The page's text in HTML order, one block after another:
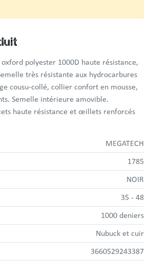
polyester 1000D haute résistance,
très résistante aux hydrocarbures
cousu-collé, collier confort en mousse,
Semelle intérieure amovible.
haute résistance et œillets renforcés
MEGATECH
1785
NOIR
35 - 48
1000 deniers
Nubuck et cuir
3660529243387